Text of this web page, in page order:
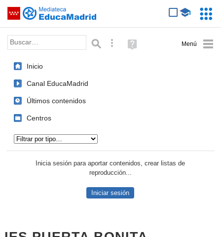
Saltar navegación
Palabra o frase: Búsqueda avanzada
Ayuda
(en
Inicio
Canal EducaMadrid
Últimos contenidos
Centros
Inicia sesión para aportar contenidos, crear listas de
reproducción...
Iniciar sesión